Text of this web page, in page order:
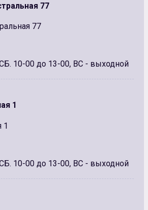
77
77
10-00 до 13-00, ВС - выходной
1
1
10-00 до 13-00, ВС - выходной